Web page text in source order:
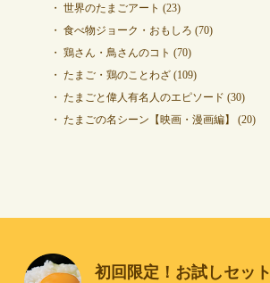
世界のたまごアート (23)
食べ物ジョーク・おもしろ (70)
鶏さん・鳥さんのコト (70)
たまご・鶏のことわざ(109)
たまごと偉人有名人のエピソード (30)
たまごの名シーン【映画・漫画編】
(20)
初回限定！お試しセット